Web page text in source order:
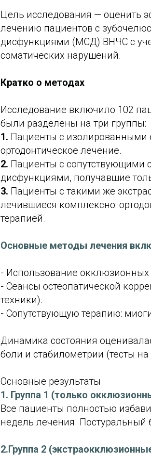
Цель исследования — оценить
лечению пациентов с
дисфункциями (МСД) ВНЧС с
соматических нарушений.
Кратко о методах
Исследование включило 102
были разделены на три группы:
1. Пациенты с
ортодонтическое лечение.
2. Пациенты с сопутствующими
дисфункциями, получавшие
3. Пациенты с такими же
лечившиеся комплексно:
терапией.
Основные методы лечения
- Использование окклюзионных
- Сеансы остеопатической
техники).
- Сопутствующую терапию:
Динамика состояния
боли и стабилометрии (тесты на
Основные результаты
1. Группа 1 (только
Все пациенты полностью
недель лечения. Постуральный
2.Группа 2